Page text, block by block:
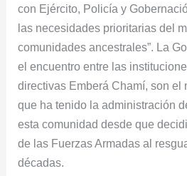
con Ejército, Policía y
las necesidades prioritarias del
comunidades ancestrales”. La
el encuentro entre las
directivas Emberá Chamí, son el
que ha tenido la administración
esta comunidad desde que
de las Fuerzas Armadas al
décadas.